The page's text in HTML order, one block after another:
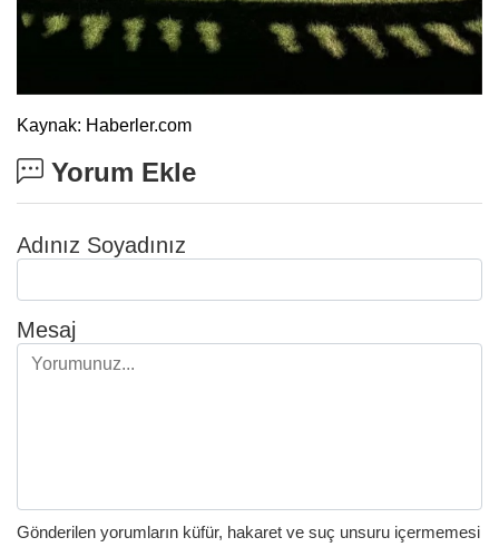
Kaynak: Haberler.com
Yorum Ekle
Adınız Soyadınız
Mesaj
Gönderilen yorumların küfür, hakaret ve suç unsuru içermemesi